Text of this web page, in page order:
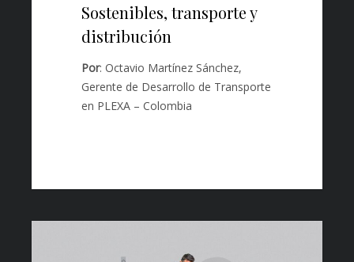
Sostenibles, transporte y
distribución
Por: Octavio Martínez Sánchez,
Gerente de Desarrollo de Transporte
en PLEXA – Colombia